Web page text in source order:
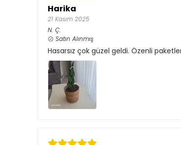
Harika
21 Kasım 2025
N. Ç.
Satın Alınmış
Hasarsız çok güzel geldi. Özenli